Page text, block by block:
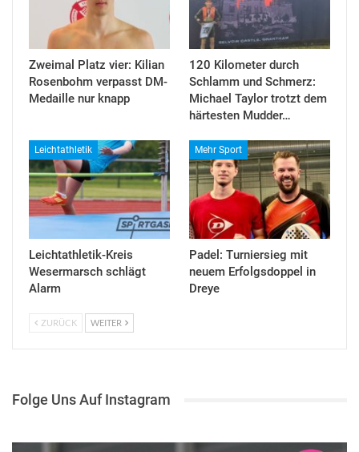
Zweimal Platz vier: Kilian
Rosenbohm verpasst DM-
Medaille nur knapp
120 Kilometer durch
Schlamm und Schmerz:
Michael Taylor trotzt dem
härtesten Mudder…
Leichtathletik
Leichtathletik-Kreis
Wesermarsch schlägt
Alarm
Mehr Sport
Padel: Turniersieg mit
neuem Erfolgsdoppel in
Dreye
ZURÜCK WEITER
Folge Uns Auf Instagram